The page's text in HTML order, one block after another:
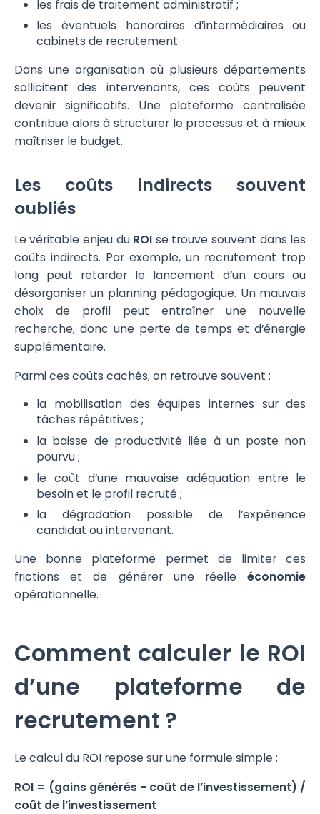
les frais de traitement administratif ;
les éventuels honoraires d’intermédiaires ou
cabinets de recrutement.
Dans une organisation où plusieurs départements
sollicitent des intervenants, ces coûts peuvent
devenir significatifs. Une plateforme centralisée
contribue alors à structurer le processus et à mieux
maîtriser le budget.
Les coûts indirects souvent
oubliés
Le véritable enjeu du ROI se trouve souvent dans les
coûts indirects. Par exemple, un recrutement trop
long peut retarder le lancement d’un cours ou
désorganiser un planning pédagogique. Un mauvais
choix de profil peut entraîner une nouvelle
recherche, donc une perte de temps et d’énergie
supplémentaire.
Parmi ces coûts cachés, on retrouve souvent :
la mobilisation des équipes internes sur des
tâches répétitives ;
la baisse de productivité liée à un poste non
pourvu ;
le coût d’une mauvaise adéquation entre le
besoin et le profil recruté ;
la dégradation possible de l’expérience
candidat ou intervenant.
Une bonne plateforme permet de limiter ces
frictions et de générer une réelleéconomie
opérationnelle.
Comment calculer le ROI
d’une plateforme de
recrutement ?
Le calcul du ROI repose sur une formule simple :
ROI = (gains générés - coût de l’investissement) /
coût de l’investissement